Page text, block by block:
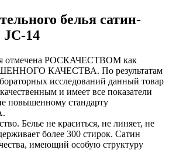
белья сатин-
14
отмечена РОСКАЧЕСТВОМ как
КАЧЕСТВА. По результатам
исследований данный товар
и имеет все показатели
повышенному стандарту
Белье не краситься, не линяет, не
более 300 стирок. Сатин
имеющий особую структуру